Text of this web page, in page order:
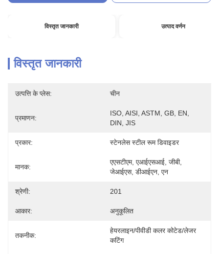
विस्तृत जानकारी उत्पाद वर्णन
विस्तृत जानकारी
उत्पत्ति के प्लेस: चीन
प्रमाणन:
ISO, AISI, ASTM, GB, EN,
DIN, JIS
प्रकार: स्टेनलेस स्टील रूम डिवाइडर
मानक:
एएसटीएम, एआईएसआई, जीबी,
जेआईएस, डीआईएन, एन
श्रेणी: 201
आकार: अनुकूलित
तकनीक:
हेयरलाइन/पीवीडी कलर कोटेड/लेजर
कटिंग